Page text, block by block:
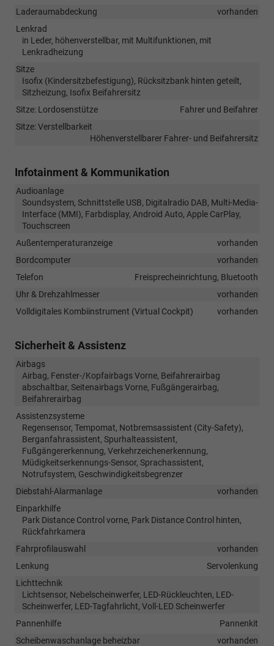
Laderaumabdeckung
vorhanden
Lenkrad
in Leder, höhenverstellbar, mit Multifunktionen, mit
Lenkradheizung
Sitze
Isofix (Kindersitzbefestigung), Rücksitzbank hinten geteilt,
Sitzheizung, Isofix Beifahrersitz
Sitze: Lordosenstütze
Fahrer und Beifahrer
Sitze: Verstellbarkeit
Höhenverstellbarer Fahrer- und Beifahrersitz
Infotainment & Kommunikation
Audioanlage
Soundsystem, Schnittstelle USB, Digitalradio DAB, Multi-Media-
Interface (MMI), Farbdisplay, Android Auto, Apple CarPlay,
Touchscreen
Außentemperaturanzeige
vorhanden
Bordcomputer
vorhanden
Telefon
Freisprecheinrichtung, Bluetooth
Uhr & Drehzahlmesser
vorhanden
Volldigitales Kombiinstrument (Virtual Cockpit)
vorhanden
Sicherheit & Assistenz
Airbags
Airbag, Fenster-/Kopfairbags Vorne, Beifahrerairbag
abschaltbar, Seitenairbags Vorne, Fußgängerairbag,
Beifahrerairbag
Assistenzsysteme
Regensensor, Tempomat, Notbremsassistent (City-Safety),
Berganfahrassistent, Spurhalteassistent,
Fußgängererkennung, Verkehrzeichenerkennung,
Müdigkeitserkennungs-Sensor, Sprachassistent,
Notrufsystem, Geschwindigkeitsbegrenzer
Diebstahl-Alarmanlage
vorhanden
Einparkhilfe
Park Distance Control vorne, Park Distance Control hinten,
Rückfahrkamera
Fahrprofilauswahl
vorhanden
Lenkung
Servolenkung
Lichttechnik
Lichtsensor, Nebelscheinwerfer, LED-Rückleuchten, LED-
Scheinwerfer, LED-Tagfahrlicht, Voll-LED Scheinwerfer
Pannenhilfe
Pannenkit
Scheibenwaschanlage beheizbar
vorhanden